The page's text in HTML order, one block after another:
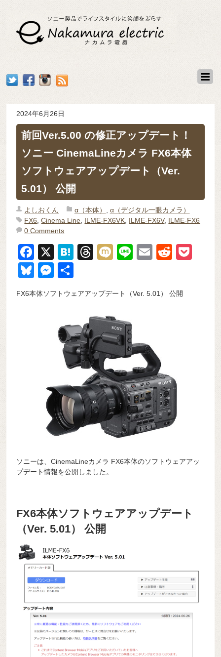
2024年6月26日
前回Ver.5.00 の修正アップデート！
ソニー CinemaLineカメラ FX6本体
ソフトウェアアップデート（Ver.
5.01） 公開
よしおくん α（本体）
α（デジタル一眼カメラ）
FX6 ,Cinema Line ILME-FX6VK ILME-FX6V, ILME-FX6
0 Comments
F
a
c
e
X
H
n
T
a
d
s
M
Li
E
R
di
Bl
u
e
M
ss
n
g
er
FX6本体ソフトウェアアップデート（Ver. 5.01） 公開
ソニーは、CinemaLineカメラ FX6本体のソフトウェアアッ
プデート情報を公開しました。
FX6本体ソフトウェアアップデート
（Ver. 5.01） 公開